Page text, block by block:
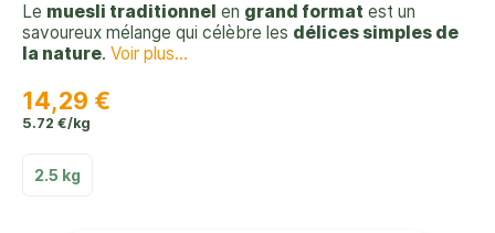
Le muesli traditionnel en grand format est un
savoureux mélange qui célèbre les délices simples de
la nature. Voir plus...
14,29 €
5.72 €/kg
2.5 kg